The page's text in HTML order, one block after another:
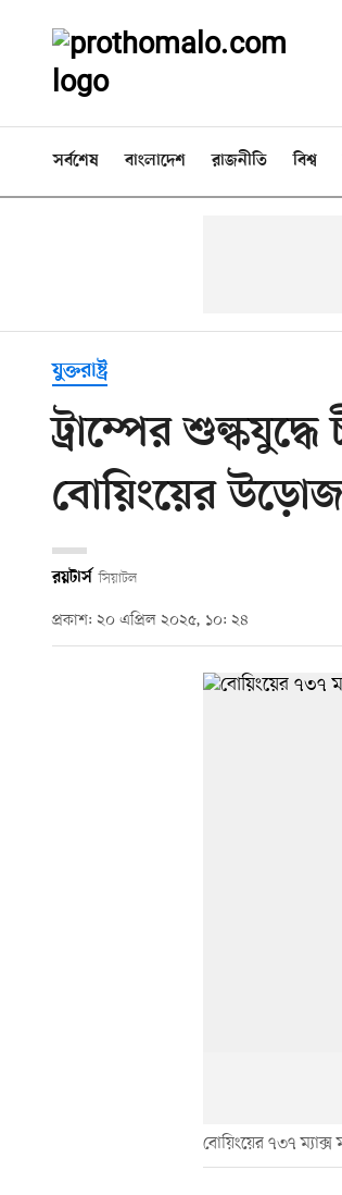
সর্বশেষ বাংলাদেশ রাজনীতি বিশ্ব
যুক্তরাষ্ট্র
ট্রাম্পের
বোয়িংয়ের
রয়টার্স সিয়াটল
প্রকাশ: ২০ এপ্রিল ২০২৫, ১০: ২৪
বোয়িংয়ের ৭৩৭ ম্যাক্স